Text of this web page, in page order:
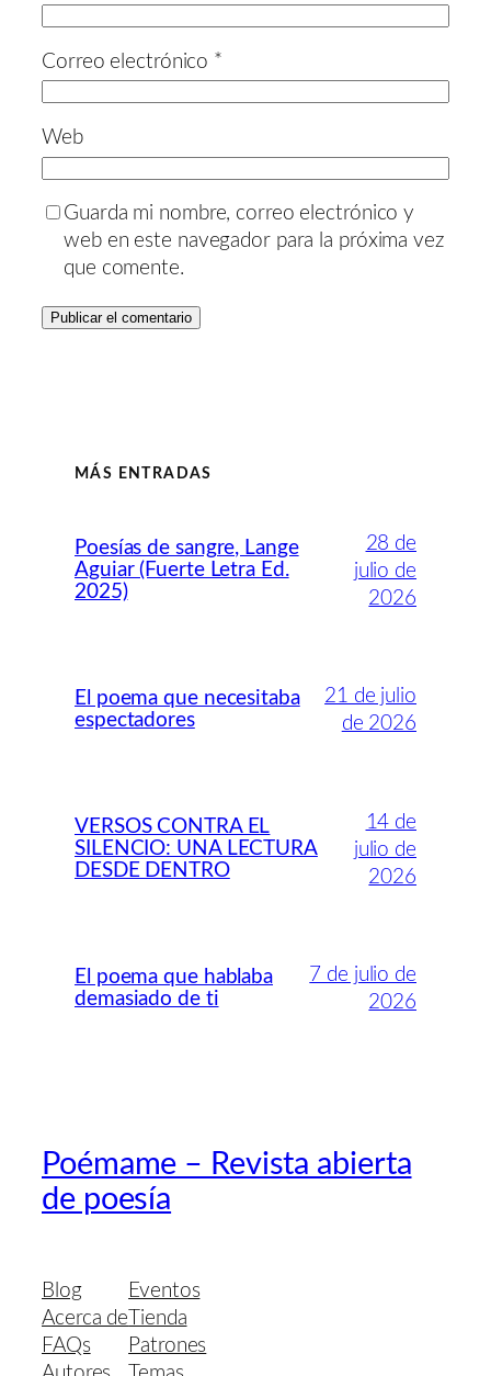
Correo electrónico *
Web
Guarda mi nombre, correo electrónico y
web en este navegador para la próxima vez
que comente.
MÁS ENTRADAS
Poesías de sangre, Lange
Aguiar (Fuerte Letra Ed.
2025)
28 de
julio de
2026
El poema que necesitaba
espectadores
21 de julio
de 2026
VERSOS CONTRA EL
SILENCIO: UNA LECTURA
DESDE DENTRO
14 de
julio de
2026
El poema que hablaba
demasiado de ti
7 de julio de
2026
Poémame – Revista abierta
de poesía
Blog
Acerca de
FAQs
Eventos
Tienda
Patrones